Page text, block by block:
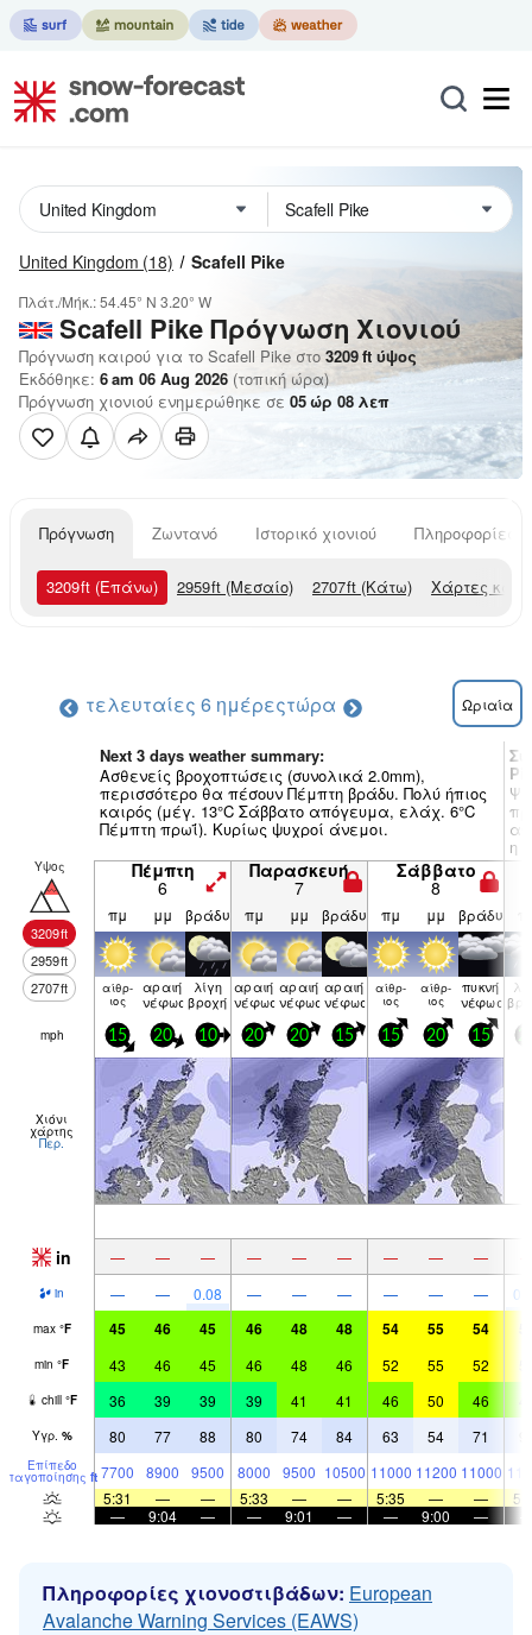
United Kingdom (18) Scafell Pike
Πλάτ./Μήκ.:54.45° N 3.20° W
Scafell PikeΠρόγνωση Χιονιού
Πρόγνωση καιρού για το Scafell Pike στο 3209ft ύψος
Εκδόθηκε: 6 am 06 Aug 2026 (τοπική ώρα)
Πρόγνωση χιονιού ενημερώθηκε σε 05ώρ 08 λεπ
Πρόγνωση Ζωντανό Ιστορικό χιονιού Πληροφορίες
3209ft (Επάνω) 2959ft (Μεσαίο) 2707ft (Κάτω) Χάρτες
τελευταίες 6 ημέρεςτώρα Ωριαία
Next 3 days weather summary:
Ασθενείς βροχοπτώσεις (συνολικά 2.0mm),
περισσότερο θα πέσουν Πέμπτη βράδυ. Πολύ ήπιος
καιρός (μέγ. 13°C Σάββατο απόγευμα, ελάχ. 6°C
Πέμπτη πρωΐ). Κυρίως ψυχροί άνεμοι.
η
Υψος
3209ft
2959ft
2707ft
Πέμπτη
6
Παρασκευή
7
Σάββατο
8
πμ μμ βράδυ πμ μμ βράδυ πμ μμ βράδυ
αίθρ­
ιος
αραιή
νέφωση
λίγη
βροχή
αραιή
νέφωση
αραιή
νέφωση
αραιή
νέφωση
αίθρ­
ιος
αίθρ­
ιος
πυκνή
νέφωση
mph 15 20 10 20 20 15 15 20 15
Χιόνι
χάρτης
Περ.
in — — — — — — — — —
in — — 0.08 — — — — — —
max °F 45 46 45 46 48 48 54 55 54
min °F 43 46 45 46 48 46 52 55 52
chill °F 36 39 39 39 41 41 46 50 46
Υγρ. % 80 77 88 80 74 84 63 54 71
Επίπεδο
παγοποίησης ft 7700 8900 9500 8000 9500 10500 11000 11200 11000
5:31
— — 5:33 — — 5:35 — —
—
9:04 — — 9:01 — — 9:00 —
Πληροφορίες χιονοστιβάδων: European
Avalanche Warning Services (EAWS)